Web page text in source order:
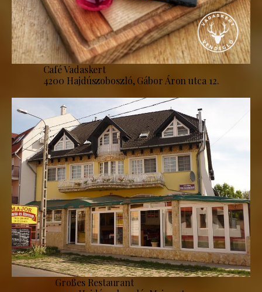
Café Vadaskert
4200 Hajdúszoboszló, Gábor Áron utca 12.
Großes Restaurant